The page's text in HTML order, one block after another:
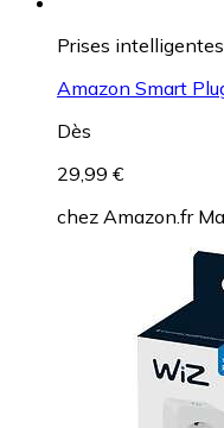
Prises
Amazon Smart
Dès
29,99 €
chez Amazon.fr